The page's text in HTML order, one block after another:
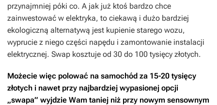
przynajmniej póki co. A jak już ktoś bardzo chce
zainwestować w elektryka, to ciekawą i dużo bardziej
ekologiczną alternatywą jest kupienie starego wozu,
wyprucie z niego części napędu i zamontowanie instalacji
elektrycznej. Swap kosztuje od 30 do 100 tysięcy złotych.
Możecie więc polować na samochód za 15-20 tysięcy
złotych i nawet przy najbardziej wypasionej opcji
„swapa” wyjdzie Wam taniej niż przy nowym sensownym